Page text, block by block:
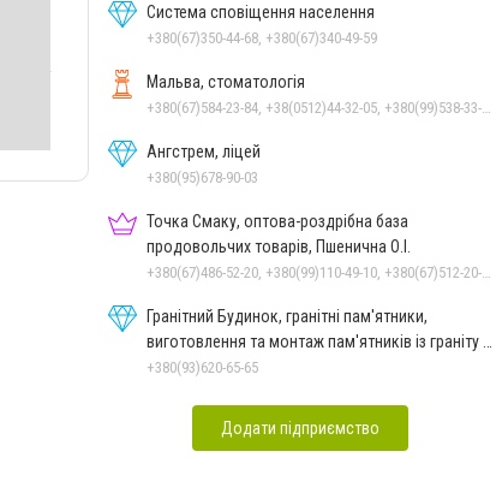
Система сповіщення населення
+380(67)350-44-68, +380(67)340-49-59
Мальва, стоматологія
Ангстрем, ліцей
+380(95)678-90-03
Точка Смаку, оптова-роздрібна база
продовольчих товарів, Пшенична О.І.
Гранітний Будинок, гранітні пам'ятники,
виготовлення та монтаж пам'ятників із граніту в
Миколаєві
+380(93)620-65-65
Додати підприємство